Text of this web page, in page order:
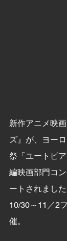
新作アニメ映
ズ』が、ヨー
祭「ユートピ
編映画部門コ
ートされました
10/30～11／2
催。